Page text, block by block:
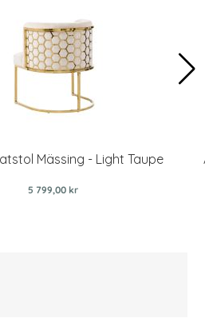
Mässing - Light Taupe
5 799,00 kr